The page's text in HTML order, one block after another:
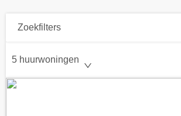
Zoekfilters
Plaatsnaam
5 huurwoningen